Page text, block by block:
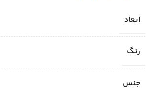
ابعاد
رنگ
جنس